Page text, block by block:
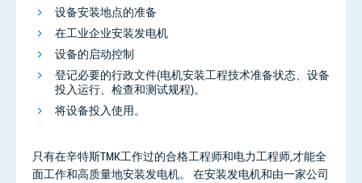
设备安装地点的准备
在工业企业安装发电机
设备的启动控制
登记必要的行政文件(电机安装工程技术准备状态、设备
投入运行、检查和测试规程)。
将设备投入使用。
只有在辛特斯TMK工作过的合格工程师和电力工程师,才能全
面工作和高质量地安装发电机。 在安装发电机和由一家公司